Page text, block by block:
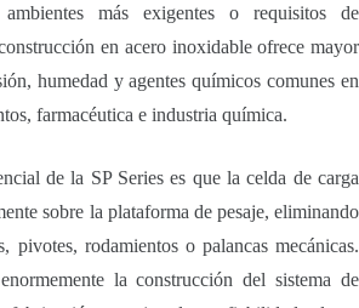
más exigentes o requisitos de
en acero inoxidable ofrece mayor
humedad y agentes químicos comunes en
farmacéutica e industria química.
de la SP Series es que la celda de carga
sobre la plataforma de pesaje, eliminando
pivotes, rodamientos o palancas mecánicas.
la construcción del sistema de